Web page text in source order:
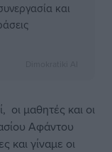
και
οι μαθητές και οι
Αφάντου
και γίναμε οι